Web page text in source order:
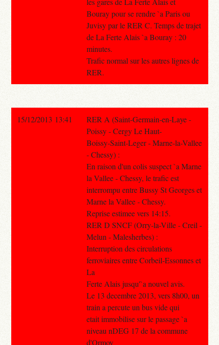
Bouray pour se rendre `a Paris ou
Juvisy par le RER C. Temps de trajet
de La Ferte Alais `a Bouray : 20
minutes.
Trafic normal sur les autres lignes de
RER.
15/12/2013 13:41
RER A (Saint-Germain-en-Laye -
Poissy - Cergy Le Haut-
Boissy-Saint-Leger - Marne-la-Vallee
- Chessy) :
En raison d'un colis suspect `a Marne
la Vallee - Chessy, le trafic est
interrompu entre Bussy St Georges et
Marne la Vallee - Chessy.
Reprise estimee vers 14:15.
RER D SNCF (Orry-la-Ville - Creil -
Melun - Malesherbes) :
Interruption des circulations
ferroviaires entre Corbeil-Essonnes et
La
Ferte Alais jusqu'`a nouvel avis.
Le 13 decembre 2013, vers 8h00, un
train a percute un bus vide qui
etait immobilise sur le passage `a
niveau nDEG 17 de la commune
d'Ormoy